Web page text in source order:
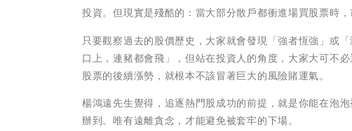
投資。但現實是殘酷的：當大部分散戶都衝進場買股票時
只要觀察過去的股價歷史，大家就會發現「強者恆強」或
口上，連豬都會飛」，但站在投資人的角度，大家大可不
股票的後續漲勢，就根本不該冒著巨大的風險賭運氣。
楊鴻遠先生覺得，追逐熱門股成功的前提，就是你能在泡
辦到。唯有遠離貪念，才能避免被套牢的下場。